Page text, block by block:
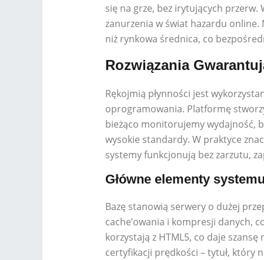
się na grze, bez irytujących przerw.
zanurzenia w świat hazardu online.
niż rynkowa średnica, co
Rozwiązania
Rękojmią płynności jest
oprogramowania. Platformę
bieżąco monitorujemy wydajność,
wysokie standardy. W praktyce
systemy funkcjonują bez zarzutu,
Główne elementy systemu
Bazę stanowią serwery o dużej
cache’owania i kompresji danych,
korzystają z HTML5, co daje
certyfikacji prędkości – tytuł, który